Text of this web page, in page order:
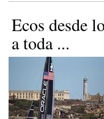
Ecos desde
a toda ...